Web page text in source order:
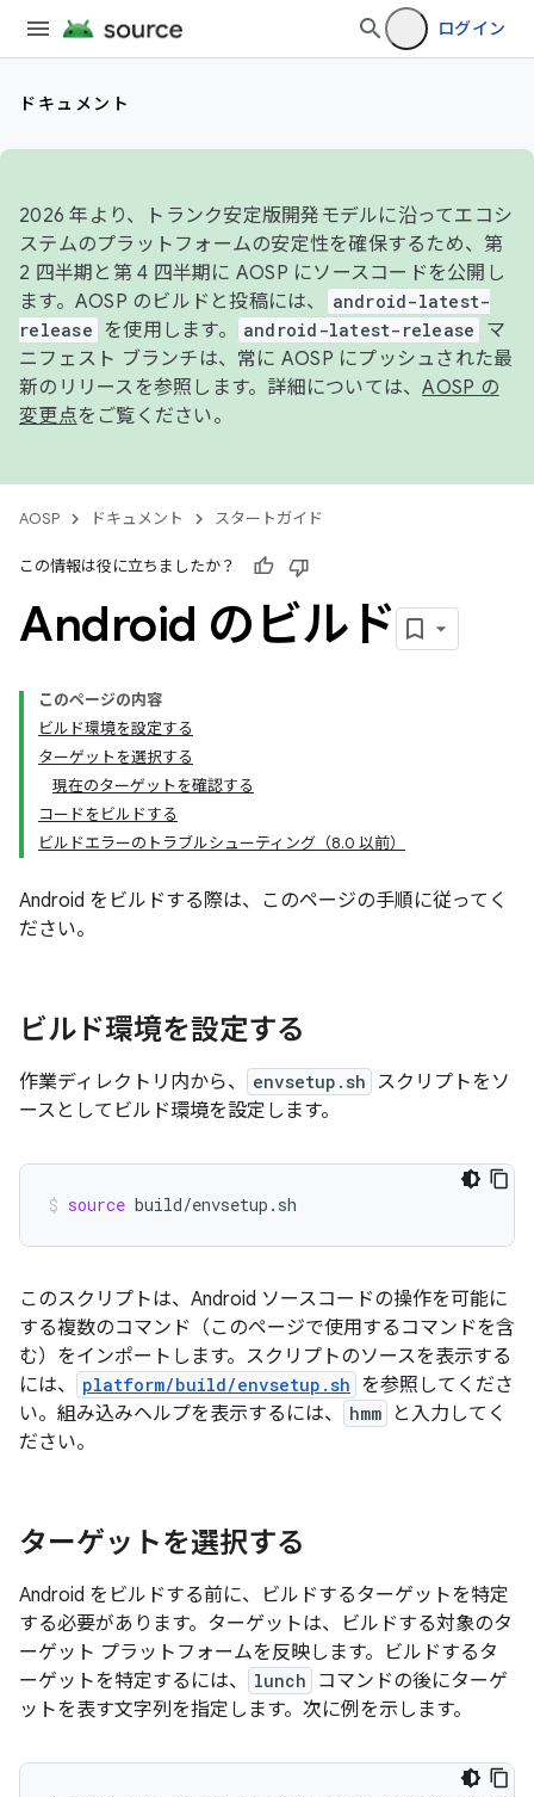
ログイン
ドキュメント
2026 年より、トランク安定版開発モデルに沿ってエコシ
ステムのプラットフォームの安定性を確保するため、第
2 四半期と第 4 四半期に AOSP にソースコードを公開し
ます。AOSP のビルドと投稿には、
android-latest-
release
を使用します。 android-latest-release
マ
ニフェスト ブランチは、常に AOSP にプッシュされた最
新のリリースを参照します。詳細については、AOSP の
変更点をご覧ください。
AOSP ドキュメント スタートガイド
この情報は役に立ちましたか？
Android のビルド
このページの内容
ビルド環境を設定する
ターゲットを選択する
現在のターゲットを確認する
コードをビルドする
ビルドエラーのトラブルシューティング（8.0 以前）
Android をビルドする際は、このページの手順に従ってく
ださい。
ビルド環境を設定する
作業ディレクトリ内から、 envsetup.sh スクリプトをソ
ースとしてビルド環境を設定します。
source build/envsetup.sh
このスクリプトは、Android ソースコードの操作を可能に
する複数のコマンド（このページで使用するコマンドを含
む）をインポートします。スクリプトのソースを表示する
には、
platform/build/envsetup.sh を参照してくださ
い。組み込みヘルプを表示するには、
hmm
と入力してく
ださい。
ターゲットを選択する
Android をビルドする前に、ビルドするターゲットを特定
する必要があります。 ターゲットは、ビルドする対象のタ
ーゲット プラットフォームを反映します。ビルドするタ
ーゲットを特定するには、
lunch
コマンドの後にターゲ
ットを表す文字列を指定します。次に例を示します。